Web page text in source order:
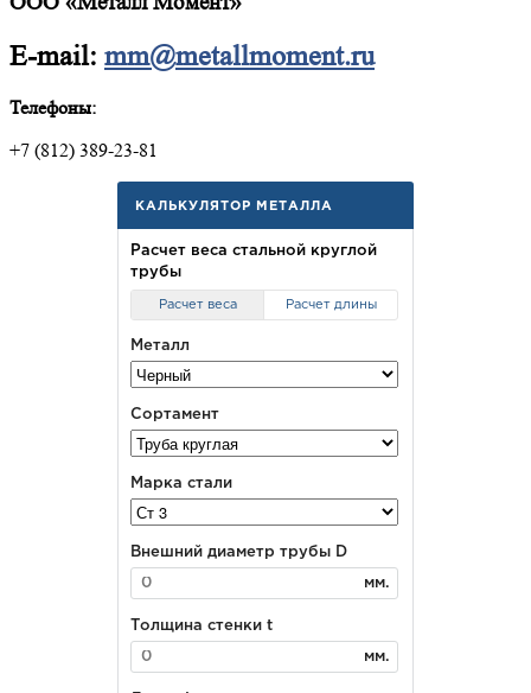
E-mail: mm@metallmoment.ru
Телефоны:
+7 (812) 389-23-81